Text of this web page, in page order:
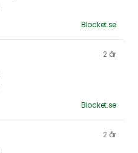
Blocket.se
2 år
Blocket.se
2 år